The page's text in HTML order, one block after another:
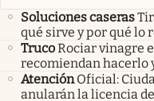
Soluciones caseras
qué sirve y por qué lo
TrucoRociar vinagre
recomiendan hacerlo
Atención Oficial:
anularán la licencia